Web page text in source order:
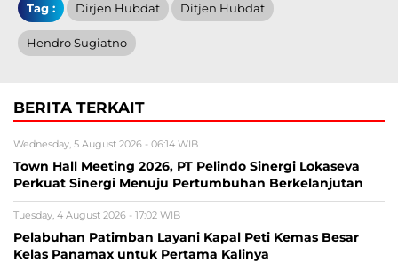
Tag : Dirjen Hubdat Ditjen Hubdat
Hendro Sugiatno
BERITA TERKAIT
Wednesday, 5 August 2026 - 06:14 WIB
Town Hall Meeting 2026, PT Pelindo Sinergi Lokaseva
Perkuat Sinergi Menuju Pertumbuhan Berkelanjutan
Tuesday, 4 August 2026 - 17:02 WIB
Pelabuhan Patimban Layani Kapal Peti Kemas Besar
Kelas Panamax untuk Pertama Kalinya